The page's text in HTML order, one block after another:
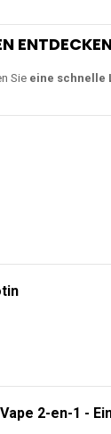
Sie eine schnelle
2-en-1 -